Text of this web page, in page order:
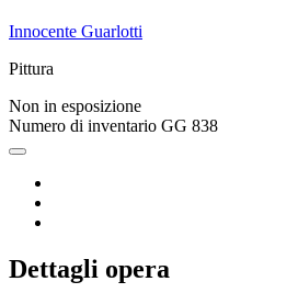
Innocente Guarlotti
Pittura
Non in esposizione
Numero di inventario GG 838
Dettagli opera